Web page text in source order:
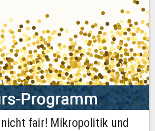
fair! Mikropolitik und